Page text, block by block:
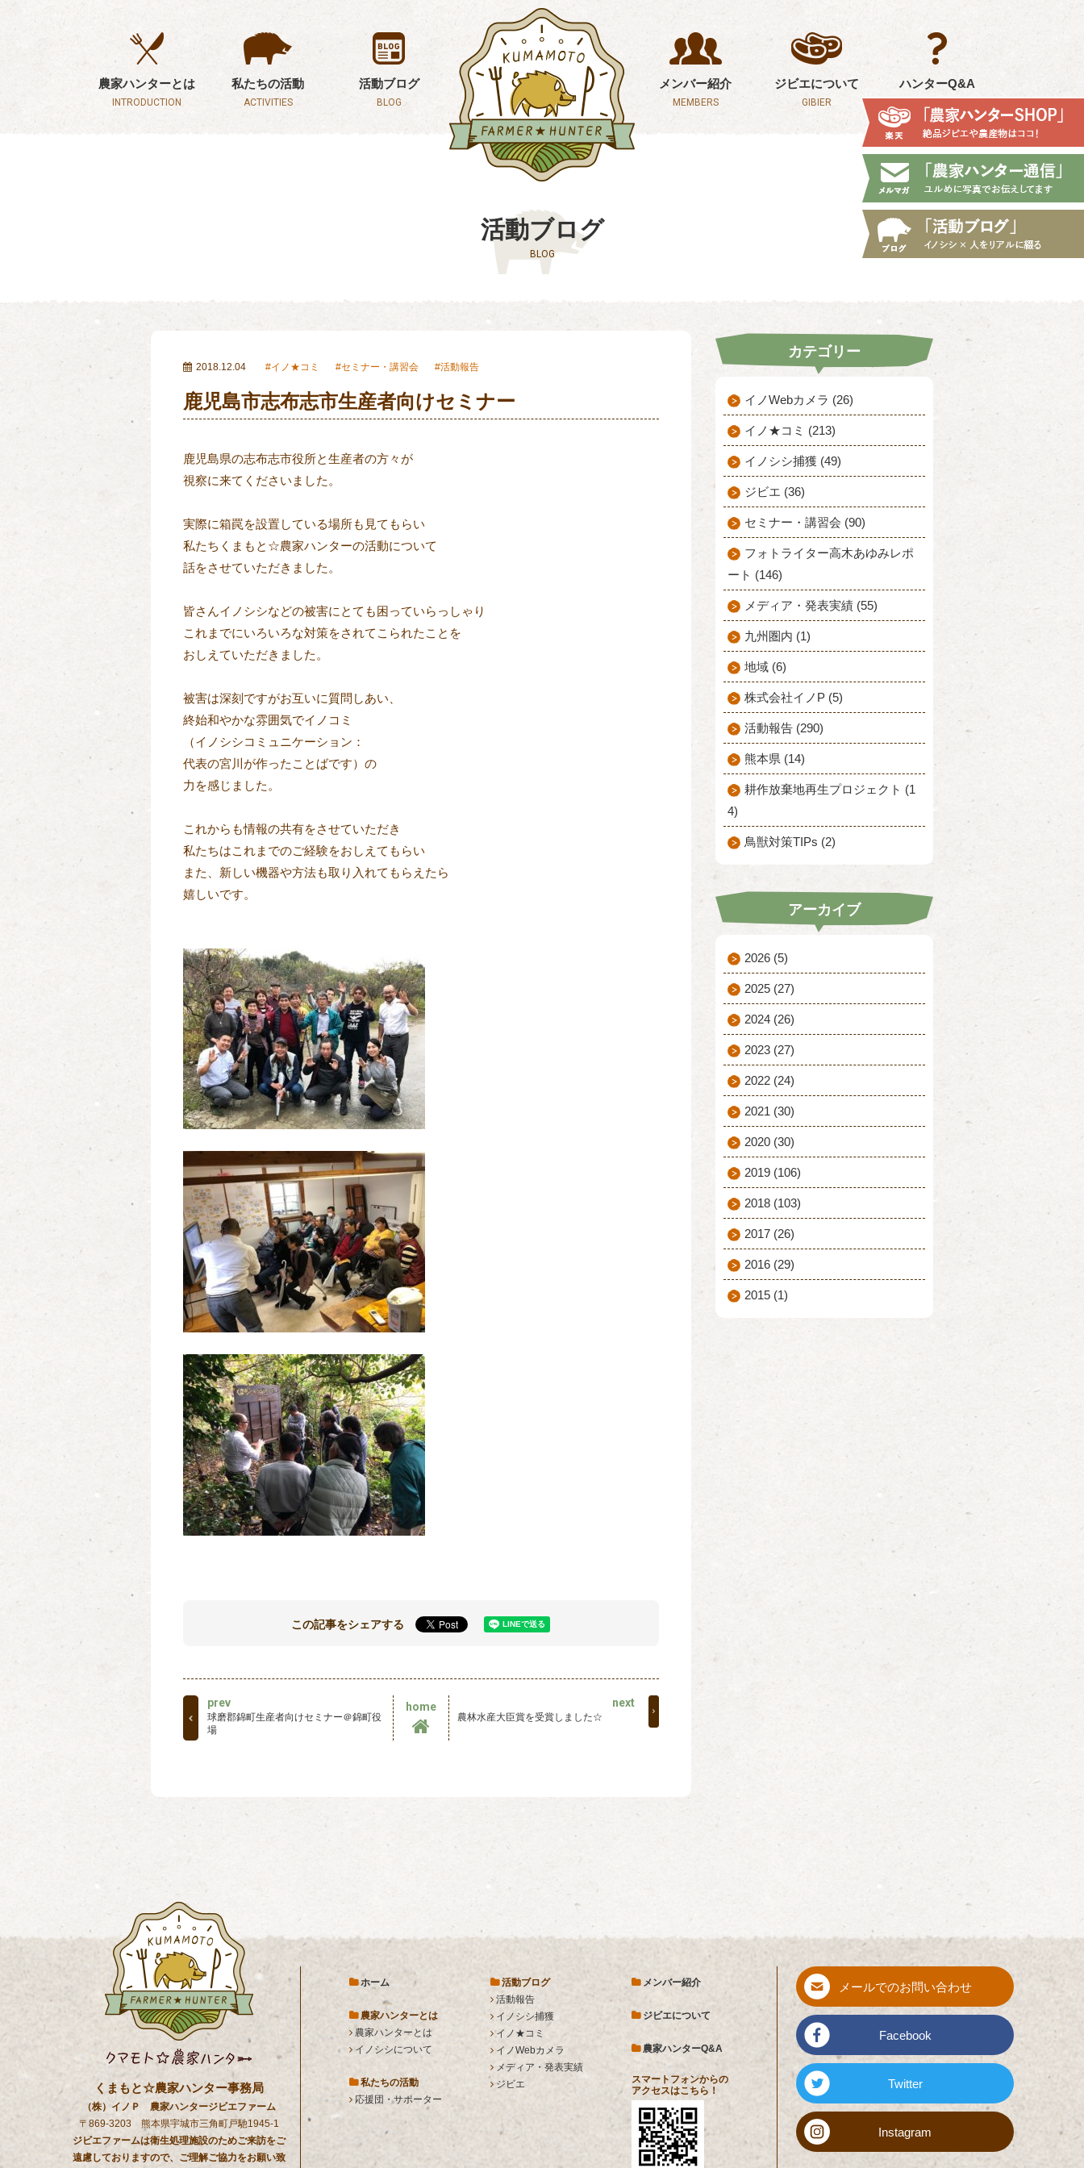
農家ハンターとは
INTRODUCTION
私たちの活動
ACTIVITIES
活動ブログ
BLOG
メンバー紹介
MEMBERS
ジビエについて
GIBIER
ハンターQ&A
活動ブログ
BLOG
2018.12.04 イノ★コミ セミナー・講習会 活動報告
鹿児島市志布志市生産者向けセミナー
鹿児島県の志布志市役所と生産者の方々が
視察に来てくださいました。
実際に箱罠を設置している場所も見てもらい
私たちくまもと☆農家ハンターの活動について
話をさせていただきました。
皆さんイノシシなどの被害にとても困っていらっしゃり
これまでにいろいろな対策をされてこられたことを
おしえていただきました。
被害は深刻ですがお互いに質問しあい、
終始和やかな雰囲気でイノコミ
（イノシシコミュニケーション：
代表の宮川が作ったことばです）の
力を感じました。
これからも情報の共有をさせていただき
私たちはこれまでのご経験をおしえてもらい
また、新しい機器や方法も取り入れてもらえたら
嬉しいです。
この記事をシェアする
prev
球磨郡錦町生産者向けセミナー＠錦町役
場
home next
農林水産大臣賞を受賞しました☆
カテゴリー
イノWebカメラ (26)
イノ★コミ (213)
イノシシ捕獲 (49)
ジビエ (36)
セミナー・講習会 (90)
フォトライター高木あゆみレポ
ート (146)
メディア・発表実績 (55)
九州圏内 (1)
地域 (6)
株式会社イノP (5)
活動報告 (290)
熊本県 (14)
耕作放棄地再生プロジェクト (1
4)
鳥獣対策TIPs (2)
アーカイブ
2026 (5)
2025 (27)
2024 (26)
2023 (27)
2022 (24)
2021 (30)
2020 (30)
2019 (106)
2018 (103)
2017 (26)
2016 (29)
2015 (1)
くまもと☆農家ハンター事務局
（株）イノＰ 農家ハンタージビエファーム
〒869-3203 熊本県宇城市三角町戸馳1945-1
ジビエファームは衛生処理施設のためご来訪をご
遠慮しておりますので、ご理解ご協力をお願い致
ホーム
農家ハンターとは
農家ハンターとは
イノシシについて
私たちの活動
応援団・サポーター
活動ブログ
活動報告
イノシシ捕獲
イノ★コミ
イノWebカメラ
メディア・発表実績
ジビエ
メンバー紹介
ジビエについて
農家ハンターQ&A
スマートフォンからの
アクセスはこちら！
メールでのお問い合わせ
Facebook
Twitter
Instagram